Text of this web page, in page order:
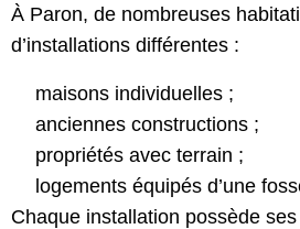
À Paron, de nombreuses
d’installations différentes :
maisons individuelles ;
anciennes constructions ;
propriétés avec terrain ;
logements équipés d’une
Chaque installation possède